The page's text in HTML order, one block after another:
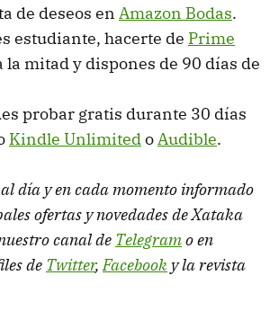
de deseos en Amazon Bodas.
estudiante, hacerte de Prime
la mitad y dispones de 90 días de
probar gratis durante 30 días
Kindle UnlimitedoAudible.
día y en cada momento informado
ofertas y novedades de Xataka
canal de Telegramo en
de Twitter,Facebook y la revista